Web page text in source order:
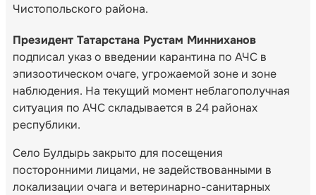
Чистопольского района.
Президент Татарстана Рустам Минниханов
подписал указ о введении карантина по АЧС в
эпизоотическом очаге, угрожаемой зоне и зоне
наблюдения. На текущий момент неблагополучная
ситуация по АЧС складывается в 24 районах
республики.
Село Булдырь закрыто для посещения
посторонними лицами, не задействованными в
локализации очага и ветеринарно-санитарных